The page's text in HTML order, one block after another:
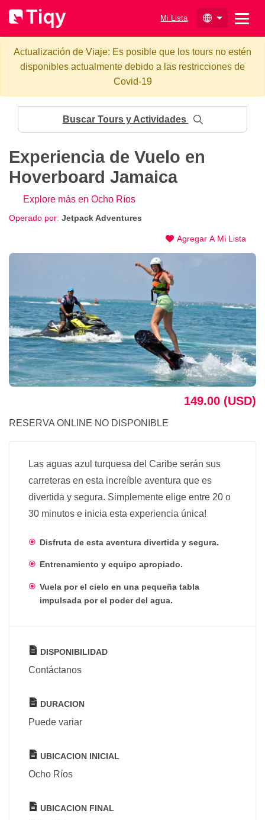
Mi Lista
Actualización de Viaje: Es posible que los tours no estén
disponibles actualmente debido a las restricciones de
Covid-19
Buscar Tours y Actividades
Experiencia de Vuelo en
Hoverboard Jamaica
Operado por: Jetpack Adventures
Agregar A Mi Lista
Explore más en Ocho Ríos
149.00 (USD)
RESERVA ONLINE NO DISPONIBLE
Las aguas azul turquesa del Caribe serán sus
carreteras en esta increíble aventura que es
divertida y segura. Simplemente elige entre 20 o
30 minutos e inicia esta experiencia única!
Disfruta de esta aventura divertida y segura.
Entrenamiento y equipo apropiado.
Vuela por el cielo en una pequeña tabla
impulsada por el poder del agua.
DISPONIBILIDAD
Contáctanos
DURACION
Puede variar
UBICACION INICIAL
Ocho Ríos
UBICACION FINAL